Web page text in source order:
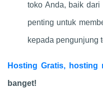
toko Anda, baik
penting untuk
kepada pengunjung
Hosting Gratis, hosting
banget!